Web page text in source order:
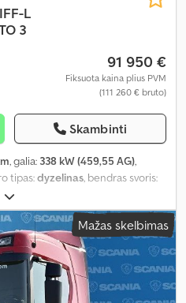
L
3
91 950 €
Fiksuota kaina plius PVM
(111 260 € bruto)
Skambinti
, galia: 338 kW (459,55 AG),
tipas:dyzelinas , bendras svoris:
4x2, ratų bazė:
tipas:automatinis, emisijos
, Gamybos metai:2023, sėdimų
šildytuvas, diferencialo
navigacijos sistema, oro
Mažas skelbimas